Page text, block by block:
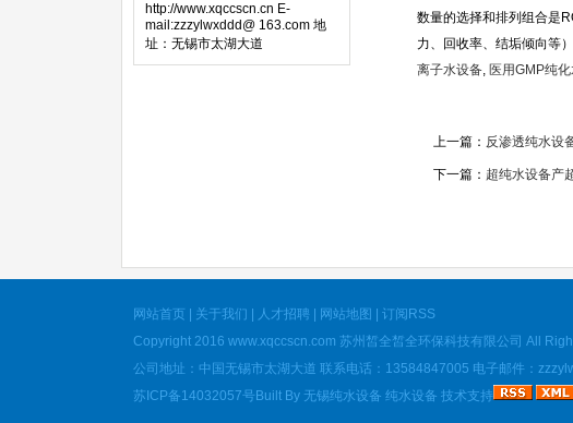
http://www.xqccscn.cn E-
mail:zzzylwxddd@ 163.com 地
址：无锡市太湖大道
数量的选择和排列组合是
力、回收率、结垢倾向等
离子水设备, 医用GMP纯
上一篇： 反渗透纯水设
下一篇： 超纯水设备产
网站首页 关于我们 人才招聘 网站地图
订阅RSS
Copyright 2016 www.xqccscn.com 苏州皙全皙全环保科技有限公司 All
公司地址：中国无锡市太湖大道 联系电话：13584847005 电子邮件：
苏ICP备14032057号 Built By 无锡纯水设备 纯水设备 技术支持